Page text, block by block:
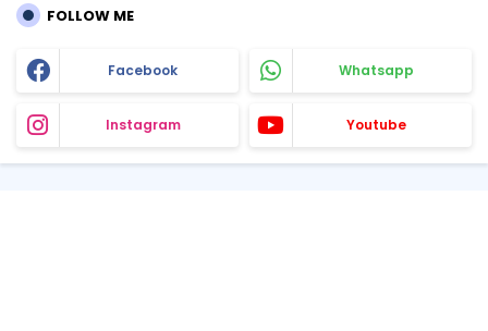
FOLLOW ME
Facebook Whatsapp
Instagram Youtube